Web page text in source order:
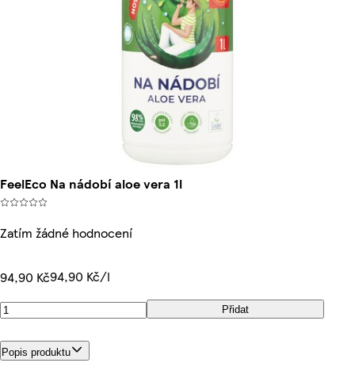
FeelEco Na nádobí aloe vera 1l
Zatím žádné hodnocení
94,90 Kč94,90 Kč/l
Přidat
Popis produktu